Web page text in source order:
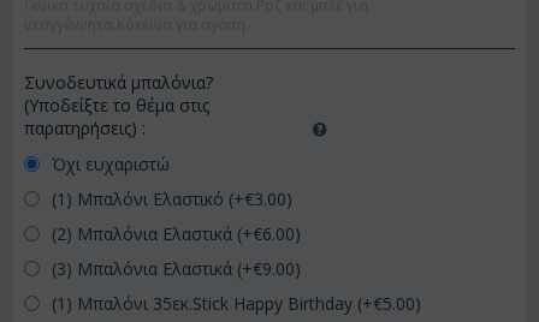
Συνοδευτικά μπαλόνια?
(Υποδείξτε το θέμα στις
παρατηρήσεις) :
Όχι ευχαριστώ
(1) Μπαλόνι Ελαστικό (+€3.00)
(2) Μπαλόνια Ελαστικά (+€6.00)
(3) Μπαλόνια Ελαστικά (+€9.00)
(1) Μπαλόνι 35εκ.Stick Happy Birthday (+€5.00)